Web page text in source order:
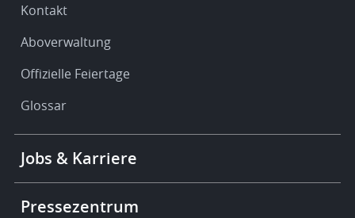
Kontakt
Aboverwaltung
Offizielle Feiertage
Glossar
More
links
Jobs & Karriere
Pressezentrum